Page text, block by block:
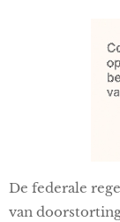
De federale
van